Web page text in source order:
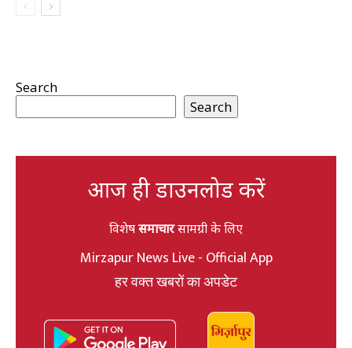
Search
Search
आज ही डाउनलोड करें
विशेषसमाचारसामग्री के लिए
Mirzapur News Live - Official App
हर वक्त खबरों का अपडेट